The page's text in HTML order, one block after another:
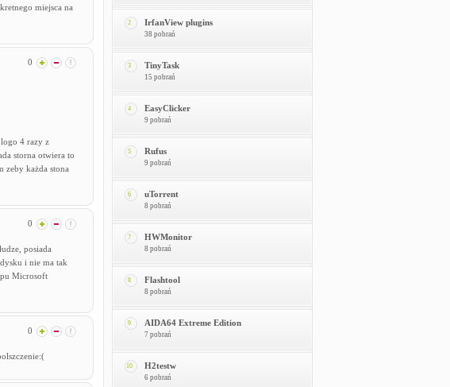
miejsca na
0
4 razy z
storna otwiera to
zeby każda stona
0
posiada
i nie ma tak
Microsoft
0
2 IrfanView plugins
38 pobrań
3 TinyTask
15 pobrań
4 EasyClicker
9 pobrań
5 Rufus
9 pobrań
6 uTorrent
8 pobrań
7 HWMonitor
8 pobrań
8 Flashtool
8 pobrań
9 AIDA64 Extreme Edition
7 pobrań
10 H2testw
6 pobrań